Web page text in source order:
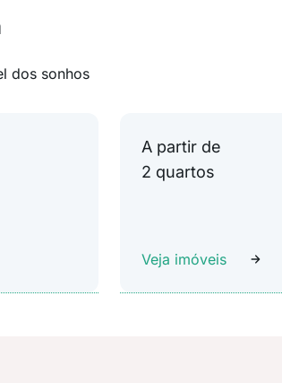
dos sonhos
A partir de
2 quartos
Veja imóveis